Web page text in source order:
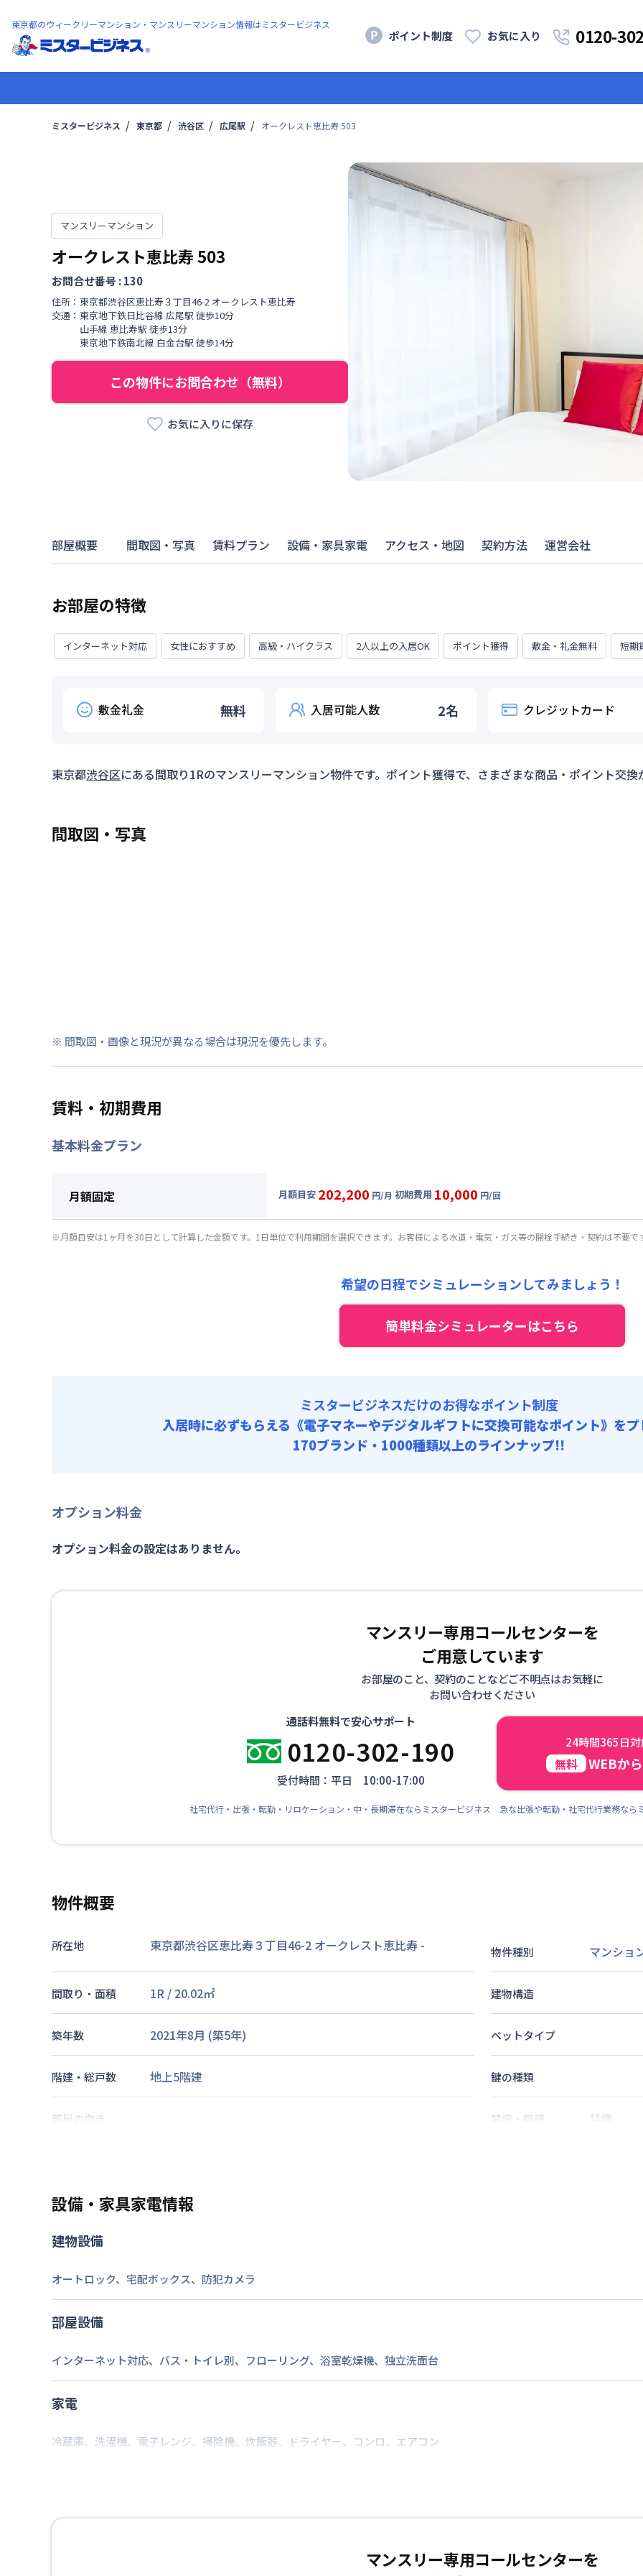
東京都のウィークリーマンション・マンスリーマンション情報はミスタービジネス
ポイント制度 お気に入り 0120-
ミスタービジネス 東京都 渋谷区 広尾駅 オークレスト恵比寿 503
マンスリーマンション
オークレスト恵比寿503
お問合せ番号 :130
住所： 東京都渋谷区恵比寿３丁目46-2 オークレスト恵比寿
交通： 東京地下鉄日比谷線 広尾駅 徒歩10分
山手線 恵比寿駅 徒歩13分
東京地下鉄南北線 白金台駅 徒歩14分
この物件にお問合わせ（無料）
お気に入りに保存
部屋概要 間取図・写真 賃料プラン 設備・家具家電 アクセス・地図 契約方法 運営会社
お部屋の特徴
インターネット対応 女性におすすめ 高級・ハイクラス 2人以上の入居OK ポイント獲得 敷金・礼金無料 短期
敷金礼金 無料 入居可能人数 2名 クレジットカード
東京都渋谷区にある間取り1Rのマンスリーマンション物件です。ポイント獲得で、さまざまな商品・ポイント交換
間取図・写真
※ 間取図・画像と現況が異なる場合は現況を優先します。
賃料・初期費用
基本料金プラン
月額固定 月額目安 202,200 円/月 初期費用 10,000 円/回
月額賃料目安(30日利用)
4,500円/回
21,000円/月 (700円/日)
※月額目安は1ヶ月を30日として計算した金額です。1日単位で利用期間を選択できます。お客様による水道・電気・ガス等の開栓手続き・契約は不要で
希望の日程でシミュレーションしてみましょう！
簡単料金シミュレーターはこちら
ミスタービジネスだけのお得なポイント制度
入居時に必ずもらえる 《電子マネーやデジタルギフトに交換可能なポイント》を
170ブランド・1000種類以上のラインナップ!!
オプション料金
オプション料金の設定はありません。
マンスリー専用コールセンターを
ご用意しています
お部屋のこと、契約のことなどご不明点はお気軽に
お問い合わせください
通話料無料で安心サポート
0120-302-190
受付時間：平日 10:00-17:00
24時間365日
無料 WEBか
社宅代行・出張・転勤・リロケーション・中・長期滞在ならミスタービジネス 急な出張や転勤・社宅代行業務なら
物件概要
所在地 東京都渋谷区恵比寿３丁目46-2 オークレスト恵比寿 - 物件種別 マンショ
間取り・面積 1R / 20.02㎡ 建物構造
築年数 2021年8月 (築5年) ベットタイプ
階建・総戸数 地上5階建 鍵の種類
部屋の向き 禁煙・喫煙 禁煙
駐車場
情報更新日 2026年7月24日
設備・家具家電情報
建物設備
オートロック、 宅配ボックス、 防犯カメラ
部屋設備
インターネット対応、 バス・トイレ別、 フローリング、 浴室乾燥機、 独立洗面台
家電
冷蔵庫、 洗濯機、 電子レンジ、 掃除機、 炊飯器、 ドライヤー、 コンロ、 エアコン
マンスリー専用コールセンターを